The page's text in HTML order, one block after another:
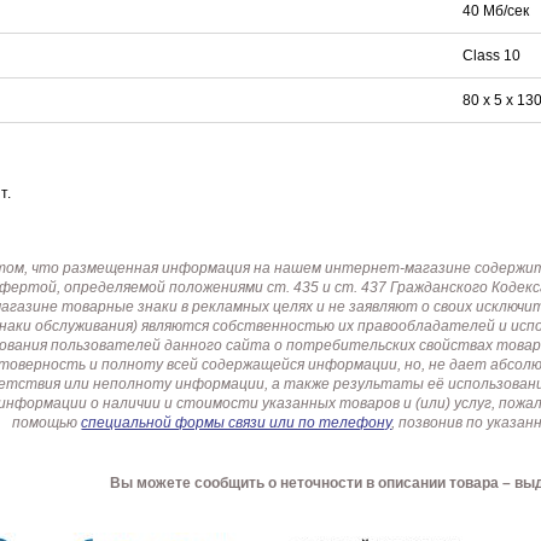
40 Мб/сек
Class 10
80 х 5 х
что размещенная информация на нашем интернет-магазине
определяемой положениями ст. 435 и ст. 437 Гражданского
товарные знаки в рекламных целях и не заявляют о своих
обслуживания) являются собственностью их правообладателей и
пользователей данного сайта о потребительских свойствах
и полноту всей содержащейся информации, но, не дает
или неполноту информации, а также результаты её
о наличии и стоимости указанных товаров и (или) услуг,
помощьюспециальной формы связи или по телефону, позвонив по
Вы можете сообщить о неточности в описании товара –